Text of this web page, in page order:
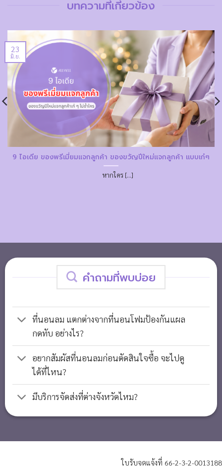
บทความที่เกี่ยวข้อง
9 ไอเดีย ของพรีเมี่ยมแจกลูกค้า ของขวัญปีใหม่แจกลูกค้า แบบเก๋ๆ
หากใคร [...]
23
มิ.ย.
คำถามที่พบบ่อย
ที่นอนลม แตกต่างจากที่นอนโฟมป้องกันแผล
กดทับ อย่างไร?
อยากสัมผัสที่นอนลมก่อนตัดสินใจซื้อ จะไปดู
ได้ที่ไหน?
มีบริการจัดส่งที่ต่างจังหวัดไหม?
ใบรับจดแจ้งที่ 66-2-3-2-0013188